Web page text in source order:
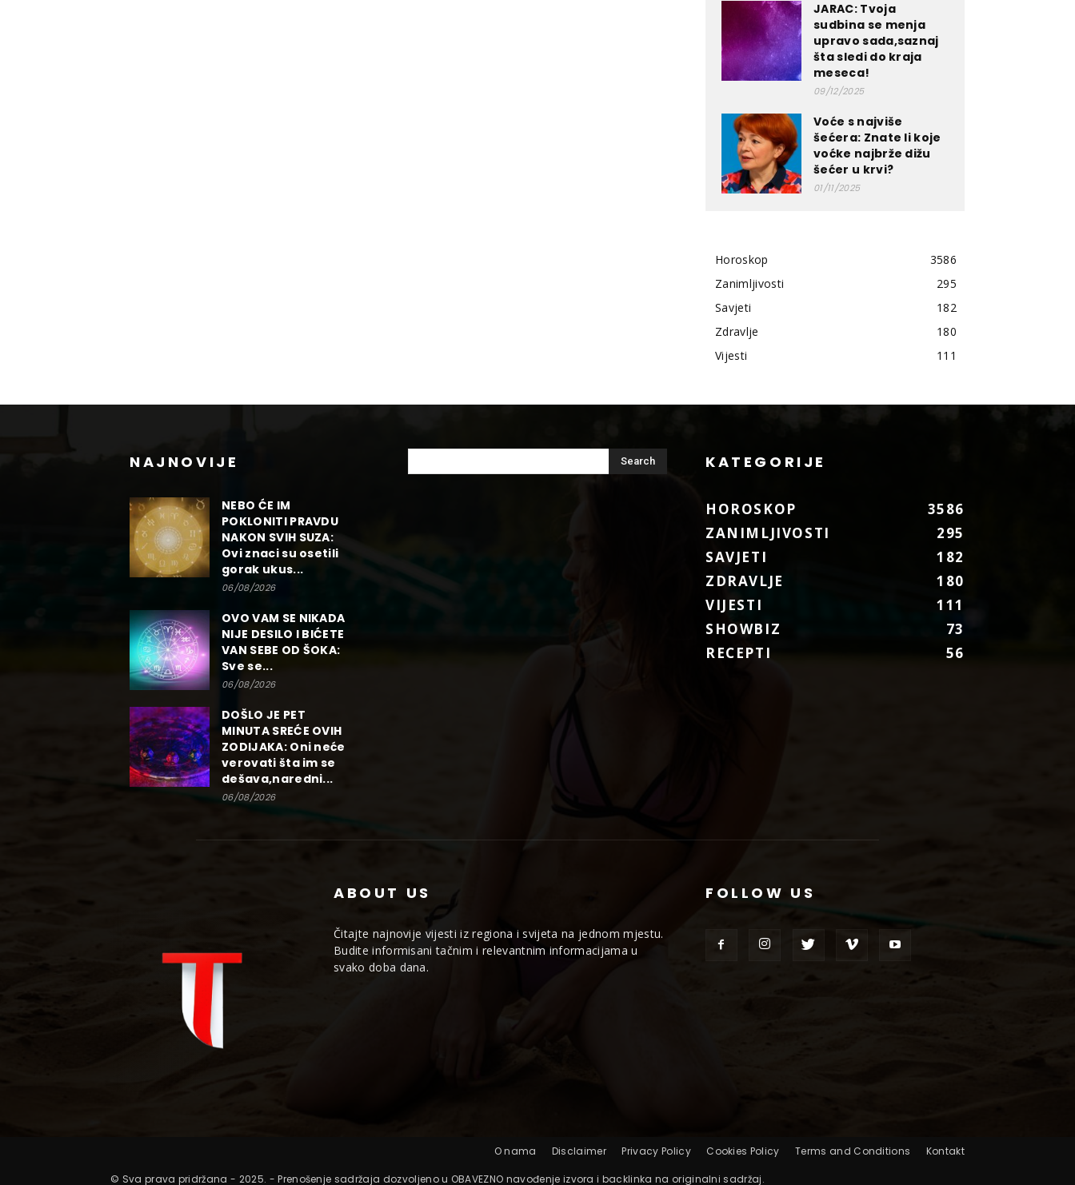
JARAC: Tvoja
sudbina se menja
upravo sada,saznaj
šta sledi do kraja
meseca!
09/12/2025
Voće s najviše
šećera: Znate li koje
voćke najbrže dižu
šećer u krvi?
01/11/2025
Horoskop
3586
Zanimljivosti
295
Savjeti
182
Zdravlje
180
Vijesti
111
NAJNOVIJE
NEBO ĆE IM
POKLONITI PRAVDU
NAKON SVIH SUZA:
Ovi znaci su osetili
gorak ukus...
06/08/2026
OVO VAM SE NIKADA
NIJE DESILO I BIĆETE
VAN SEBE OD ŠOKA:
Sve se...
06/08/2026
DOŠLO JE PET
MINUTA SREĆE OVIH
ZODIJAKA: Oni neće
verovati šta im se
dešava,naredni...
06/08/2026
KATEGORIJE
HOROSKOP
3586
ZANIMLJIVOSTI
295
SAVJETI
182
ZDRAVLJE
180
VIJESTI
111
SHOWBIZ
73
RECEPTI
56
ABOUT US
Čitajte najnovije vijesti iz regiona i svijeta na jednom mjestu.
Budite informisani tačnim i relevantnim informacijama u
svako doba dana.
FOLLOW US
O nama Disclaimer Privacy Policy Cookies Policy Terms and Conditions Kontakt
© Sva prava pridržana - 2025. - Prenošenje sadržaja dozvoljeno u OBAVEZNO navođenje izvora i backlinka na originalni sadržaj.